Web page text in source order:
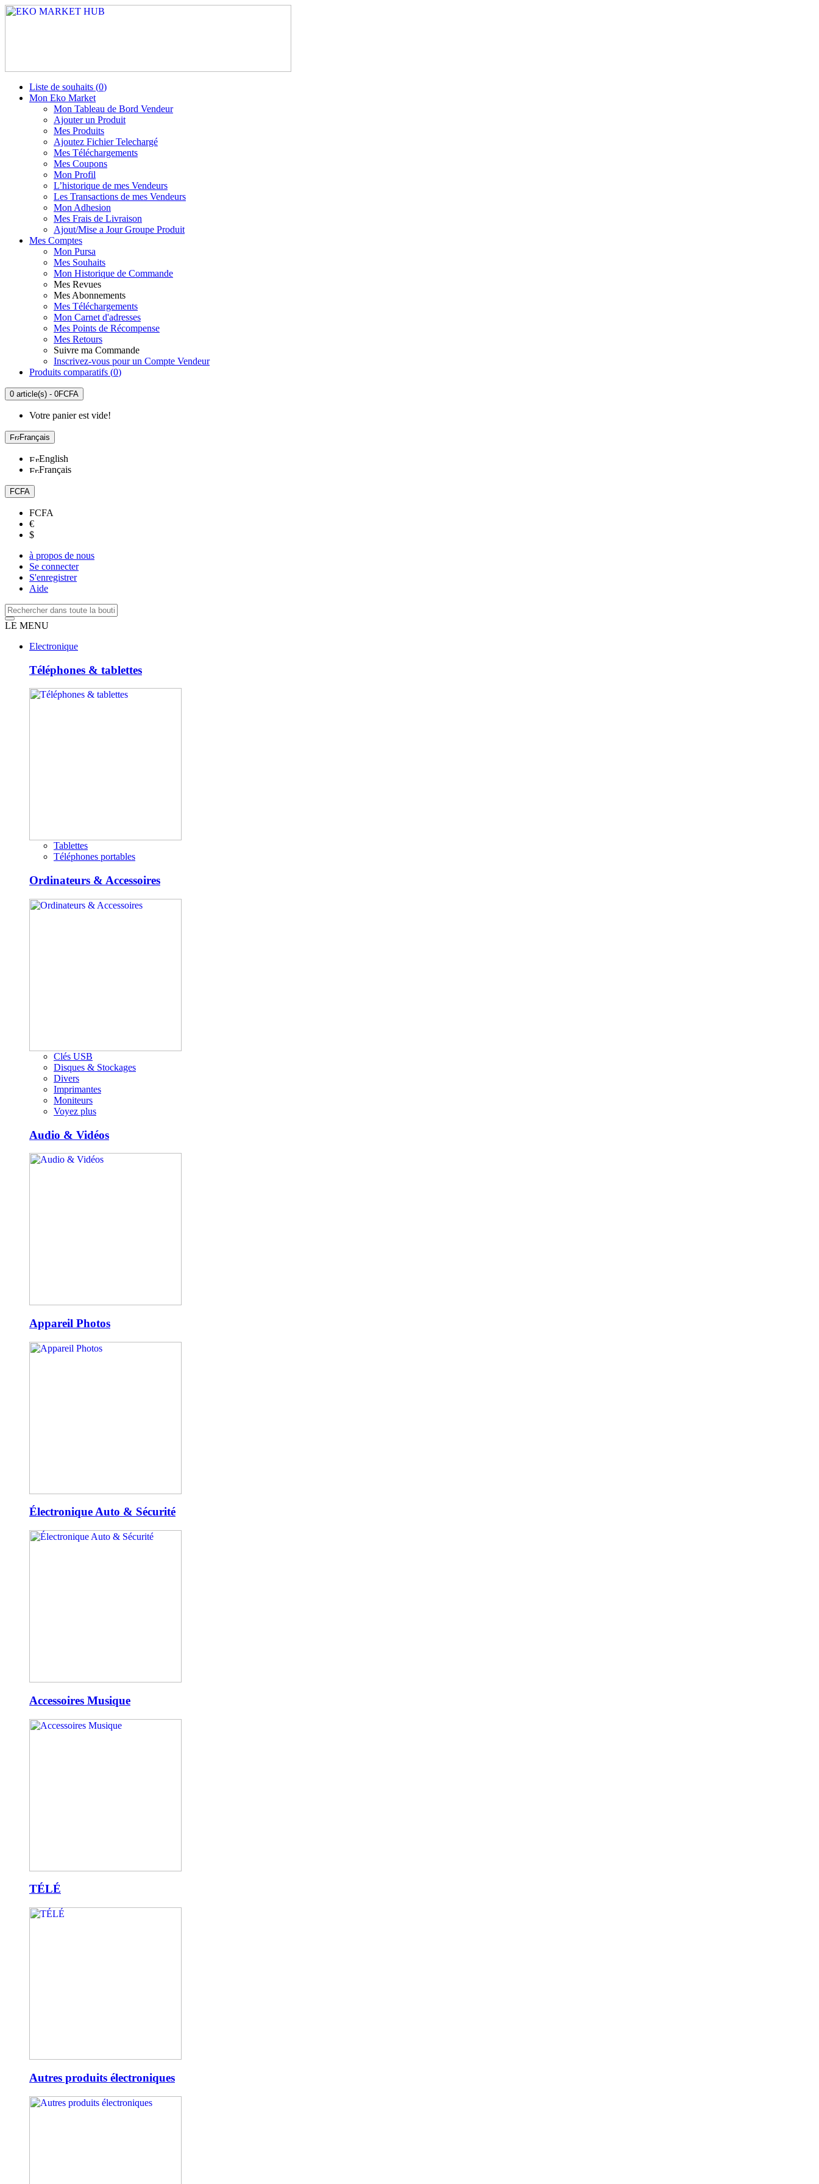
Liste de souhaits (0)
Mon Eko Market
Mon Tableau de Bord Vendeur
Ajouter un Produit
Mes Produits
Ajoutez Fichier Telechargé
Mes Téléchargements
Mes Coupons
Mon Profil
L’historique de mes Vendeurs
Les Transactions de mes Vendeurs
Mon Adhesion
Mes Frais de Livraison
Ajout/Mise a Jour Groupe Produit
Mes Comptes
Mon Pursa
Mes Souhaits
Mon Historique de Commande
Mes Revues
Mes Abonnements
Mes Téléchargements
Mon Carnet d'adresses
Mes Points de Récompense
Mes Retours
Suivre ma Commande
Inscrivez-vous pour un Compte Vendeur
Produits comparatifs (0)
0 article(s) - 0FCFA
Votre panier est vide!
Français
English
Français
FCFA
FCFA
€
$
à propos de nous
Se connecter
S'enregistrer
Aide
LE MENU
Electronique
Téléphones & tablettes
Tablettes
Téléphones portables
Ordinateurs & Accessoires
Clés USB
Disques & Stockages
Divers
Imprimantes
Moniteurs
Voyez plus
Audio & Vidéos
Appareil Photos
Électronique Auto & Sécurité
Accessoires Musique
TÉLÉ
Autres produits électroniques